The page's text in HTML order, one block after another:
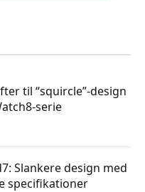
til “squircle”-design
serie
Slankere design med
specifikationer